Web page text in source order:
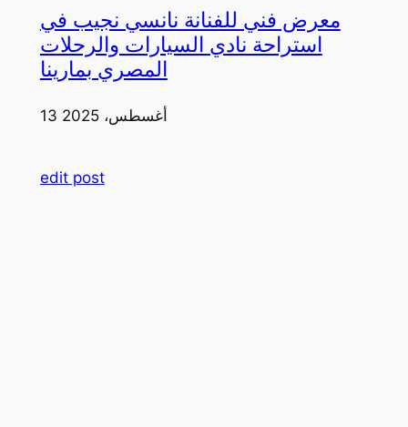
معرض فني للفنانة نانسي نجيب في
استراحة نادي السيارات والرحلات
المصري بمارينا
13 أغسطس، 2025
edit post